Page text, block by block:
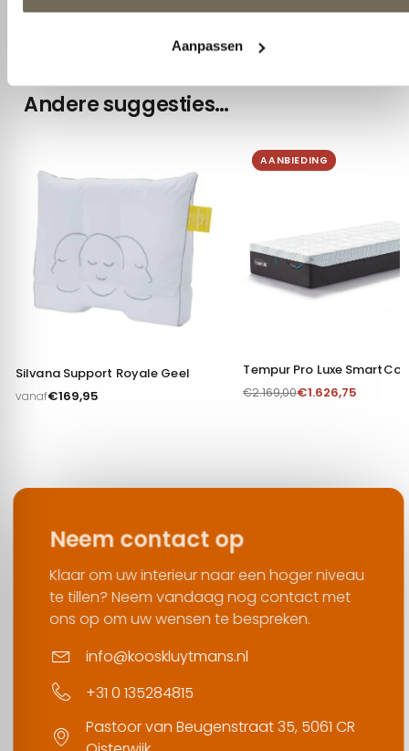
Andere suggesties…
Silvana Support Royale Geel
vanaf€169,95
AANBIEDING
Tempur Pro Luxe
€2.169,00€1.626,75
Neem contact op
Klaar om uw interieur naar een hoger niveau
te tillen? Neem vandaag nog contact met
ons op om uw wensen te bespreken.
info@kooskluytmans.nl
+31 0 135284815
Pastoor van Beugenstraat 35, 5061 CR